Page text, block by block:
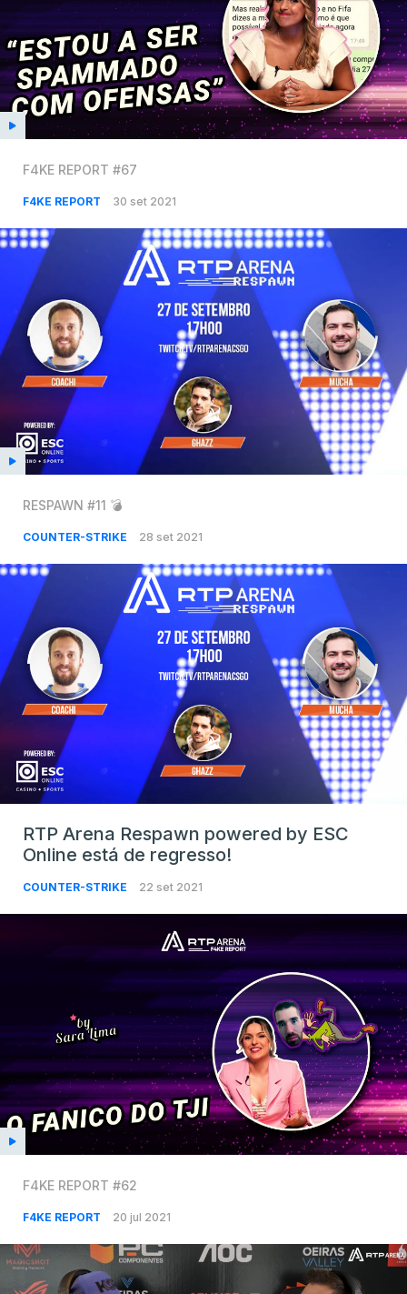
F4KE REPORT #67
F4KE REPORT 30 set 2021
RESPAWN #11 💣
COUNTER-STRIKE 28 set 2021
RTP Arena Respawn powered by ESC
Online está de regresso!
COUNTER-STRIKE 22 set 2021
F4KE REPORT #62
F4KE REPORT 20 jul 2021